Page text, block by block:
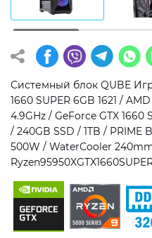
Операционная
Windows 11 Home
Windows 11 Pro
Без ОС
Дополнительно
RGB-подсветка
Разблокированный
Сверхбыстрый M.2 SSD
Системный блок QUBE
1660 SUPER 6GB 1621 /
4.9GHz / GeForce GTX 1660
/ 240GB SSD / 1TB / PRIME
500W / WaterCooler